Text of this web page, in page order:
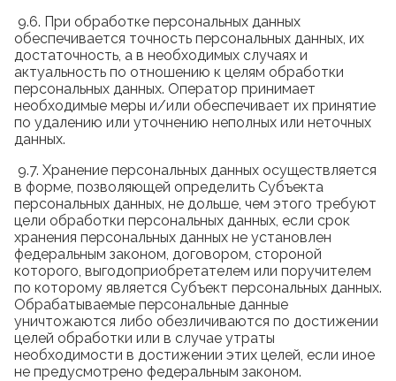
9.6. При обработке персональных данных
обеспечивается точность персональных данных, их
достаточность, а в необходимых случаях и
актуальность по отношению к целям обработки
персональных данных. Оператор принимает
необходимые меры и/или обеспечивает их принятие
по удалению или уточнению неполных или неточных
данных.
9.7. Хранение персональных данных осуществляется
в форме, позволяющей определить Субъекта
персональных данных, не дольше, чем этого требуют
цели обработки персональных данных, если срок
хранения персональных данных не установлен
федеральным законом, договором, стороной
которого, выгодоприобретателем или поручителем
по которому является Субъект персональных данных.
Обрабатываемые персональные данные
уничтожаются либо обезличиваются по достижении
целей обработки или в случае утраты
необходимости в достижении этих целей, если иное
не предусмотрено федеральным законом.